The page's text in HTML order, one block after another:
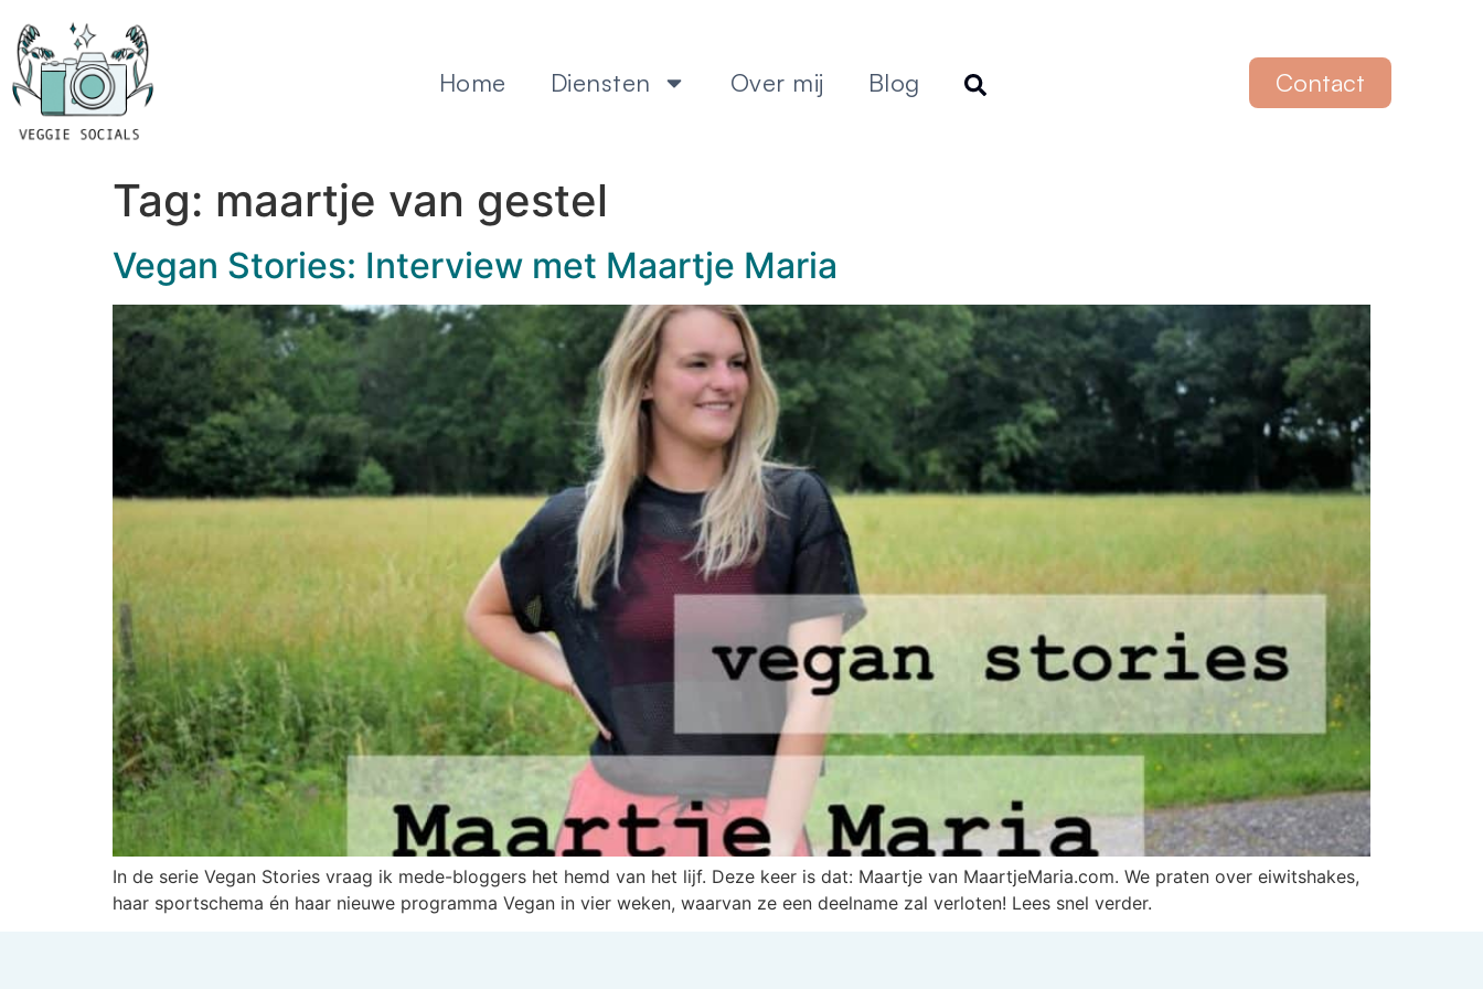
Home Diensten Over mij Blog Contact
Tag: maartje van gestel
Vegan Stories: Interview met Maartje Maria
In de serie Vegan Stories vraag ik mede-bloggers het hemd van het lijf. Deze keer is dat: Maartje van MaartjeMaria.com. We praten over eiwitshakes,
haar sportschema én haar nieuwe programma Vegan in vier weken, waarvan ze een deelname zal verloten! Lees snel verder.